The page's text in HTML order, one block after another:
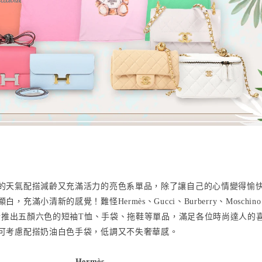
天氣配搭減齡又充滿活力的亮色系單品，除了讓自己的心情變得愉
白，充滿小清新的感覺！難怪Hermès 、Gucci 、 Burberry 、 Moschino
出五顏六色的短袖T恤、手袋、拖鞋等單品，滿足各位時尚達人的
考慮配搭奶油白色手袋，低調又不失奢華感。